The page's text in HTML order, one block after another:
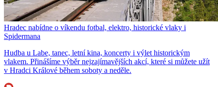
Hradec nabídne o víkendu fotbal, elektro, historické vlaky i
Spidermana
Hudba u Labe, tanec, letní kina, koncerty i výlet historickým
vlakem. Přinášíme výběr nejzajímavějších akcí, které si můžete užít
v Hradci Králové během soboty a neděle.